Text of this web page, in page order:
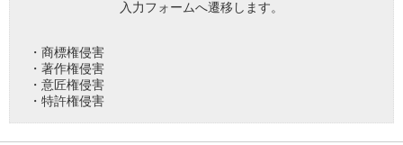
入力フォームへ遷移します。
・商標権侵害
・著作権侵害
・意匠権侵害
・特許権侵害